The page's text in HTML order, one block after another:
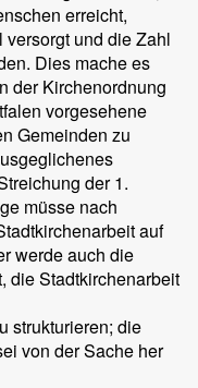
erreicht,
und die Zahl
Dies mache es
der Kirchenordnung
vorgesehene
Gemeinden zu
der 1.
müsse nach
auf
werde auch die
die Stadtkirchenarbeit
strukturieren; die
von der Sache her